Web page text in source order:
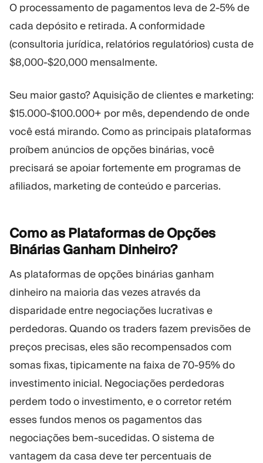
O processamento de pagamentos leva de 2-5% de
cada depósito e retirada. A conformidade
(consultoria jurídica, relatórios regulatórios) custa de
$8,000-$20,000 mensalmente.
Seu maior gasto? Aquisição de clientes e marketing:
$15.000-$100.000+ por mês, dependendo de onde
você está mirando. Como as principais plataformas
proíbem anúncios de opções binárias, você
precisará se apoiar fortemente em programas de
afiliados, marketing de conteúdo e parcerias.
Como as Plataformas de Opções
Binárias Ganham Dinheiro?
As plataformas de opções binárias ganham
dinheiro na maioria das vezes através da
disparidade entre negociações lucrativas e
perdedoras. Quando os traders fazem previsões de
preços precisas, eles são recompensados com
somas fixas, tipicamente na faixa de 70-95% do
investimento inicial. Negociações perdedoras
perdem todo o investimento, e o corretor retém
esses fundos menos os pagamentos das
negociações bem-sucedidas. O sistema de
vantagem da casa deve ter percentuais de